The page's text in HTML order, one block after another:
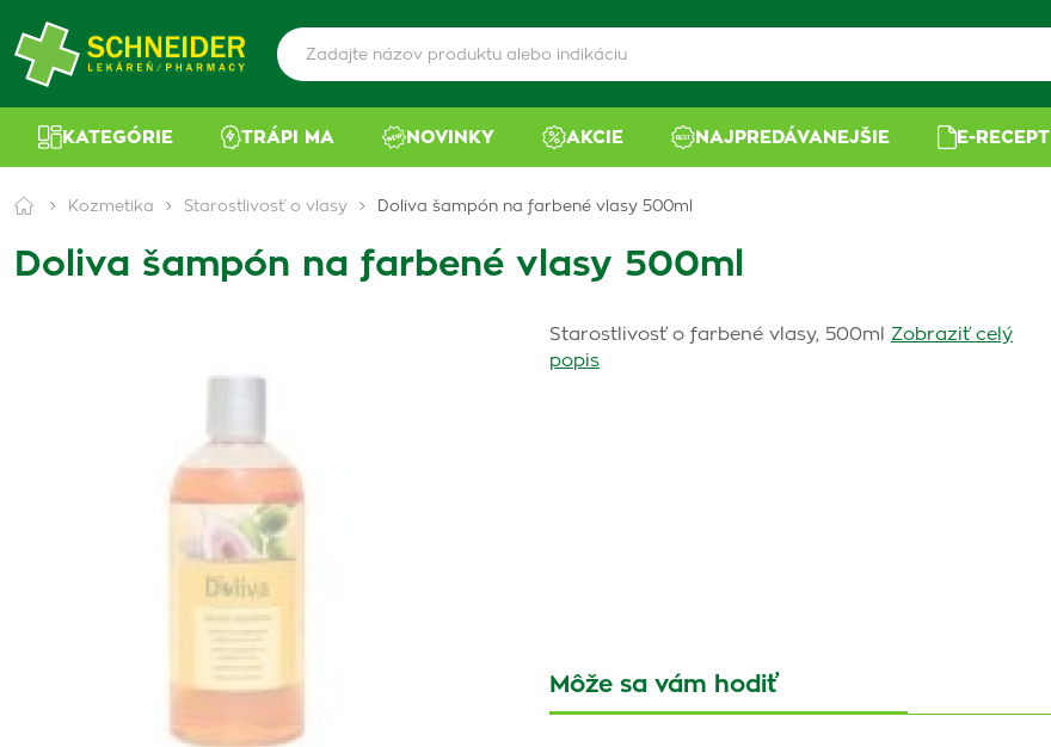
KATEGÓRIE TRÁPI MA NOVINKY AKCIE NAJPREDÁVANEJŠIE E-RECEPT
Kozmetika Starostlivosť o vlasy Doliva šampón na farbené vlasy 500ml
Doliva šampón na farbené vlasy 500ml
Starostlivosť o farbené vlasy, 500ml
Zobraziť celý
popis
Môže sa vám hodiť